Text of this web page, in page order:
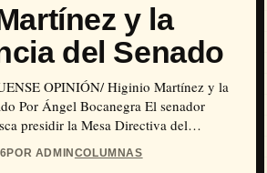
y la
del Senado
OPINIÓN/ Higinio Martínez y la
Por Ángel Bocanegra El senador
presidir la Mesa Directiva del
POR ADMINCOLUMNAS